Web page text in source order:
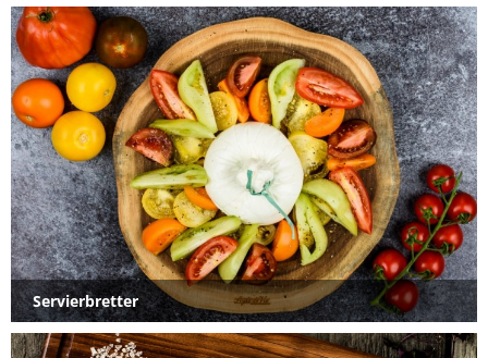
Servierbretter